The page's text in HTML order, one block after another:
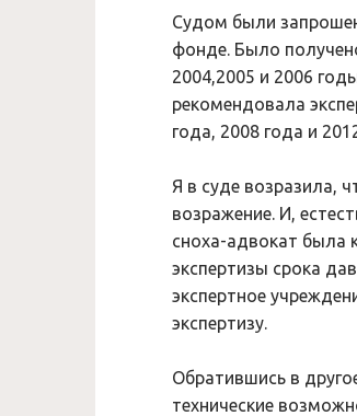
Судом были
фонде. Было
2004,2005 и 2006
рекомендовала
года, 2008 года и
Я в суде возразила,
возражение. И,
сноха-адвокат была
экспертизы срока
экспертное
экспертизу.
Обратившись в
технические